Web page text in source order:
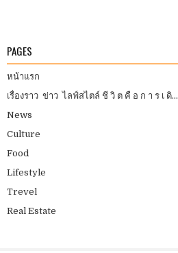
PAGES
หน้าแรก
เรื่องราว ข่าว ไลฟ์สไตล์ ชี วิ ต คื อ ก า ร เ ดิ...
News
Culture
Food
Lifestyle
Trevel
Real Estate